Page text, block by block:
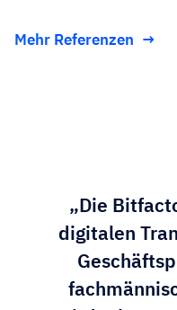
Mehr Referenzen
„Die
digitalen